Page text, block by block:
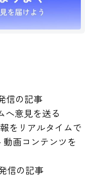
信の記事
へ意見を送る
をリアルタイムで
画コンテンツを
信の記事